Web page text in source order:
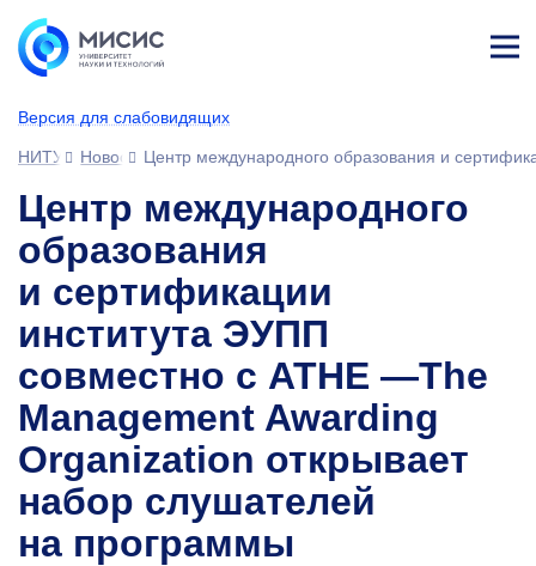
Версия для слабовидящих
ине
НИТУ МИСИС
НовостиЦентр международного образования и
Центр международного
образования
и сертификации
института ЭУПП
совместно с ATHE —The
Management Awarding
Organization открывает
набор слушателей
на программы